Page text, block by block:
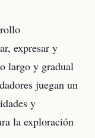
expresar y
largo y gradual
juegan un
y
la exploración